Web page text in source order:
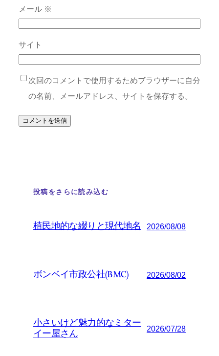
メール ※
サイト
次回のコメントで使用するためブラウザーに自分
の名前、メールアドレス、サイトを保存する。
投稿をさらに読み込む
植民地的な綴りと現代地名 2026/08/08
ボンベイ市政公社(BMC) 2026/08/02
小さいけど魅力的なミター
イー屋さん
2026/07/28